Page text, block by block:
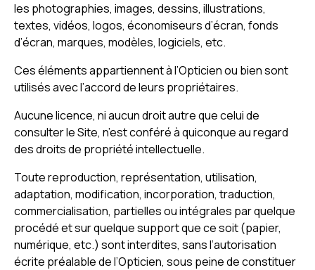
les photographies, images, dessins, illustrations,
textes, vidéos, logos, économiseurs d’écran, fonds
d’écran, marques, modèles, logiciels, etc.
Ces éléments appartiennent à l’Opticien ou bien sont
utilisés avec l’accord de leurs propriétaires.
Aucune licence, ni aucun droit autre que celui de
consulter le Site, n’est conféré à quiconque au regard
des droits de propriété intellectuelle.
Toute reproduction, représentation, utilisation,
adaptation, modification, incorporation, traduction,
commercialisation, partielles ou intégrales par quelque
procédé et sur quelque support que ce soit (papier,
numérique, etc.) sont interdites, sans l’autorisation
écrite préalable de l’Opticien, sous peine de constituer